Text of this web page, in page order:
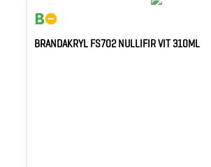
BRANDAKRYL FS702 NULLIFIR VIT 310ML